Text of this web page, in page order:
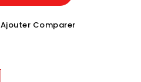
Ajouter Comparer